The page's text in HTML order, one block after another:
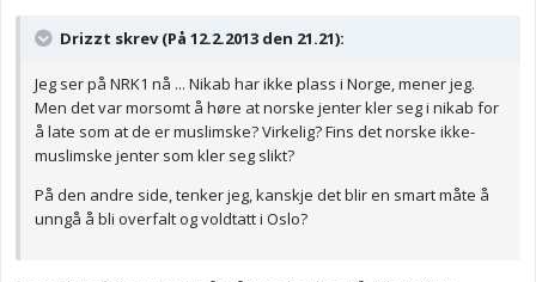
Drizzt skrev (På 12.2.2013 den 21.21):
Jeg ser på NRK1 nå ... Nikab har ikke plass i Norge, mener jeg.
Men det var morsomt å høre at norske jenter kler seg i nikab for
å late som at de er muslimske? Virkelig? Fins det norske ikke-
muslimske jenter som kler seg slikt?
På den andre side, tenker jeg, kanskje det blir en smart måte å
unngå å bli overfalt og voldtatt i Oslo?